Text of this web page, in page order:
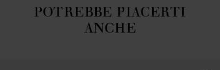
POTREBBE PIACERTI
ANCHE